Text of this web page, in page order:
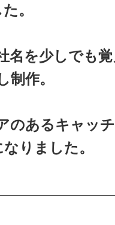
。
名を少しでも
作。
のあるキャッ
りました。